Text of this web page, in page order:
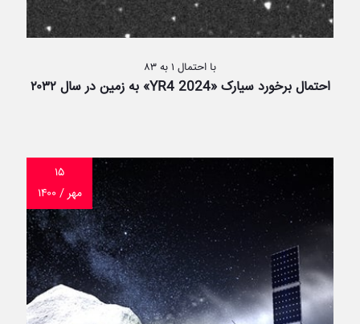
با احتمال ۱ به ۸۳
احتمال برخورد سیارک «2024 YR4» به زمین در سال ۲۰۳۲
۱۵
مهر / ۱۴۰۰